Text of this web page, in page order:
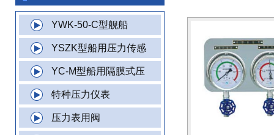
YWK-50-C型舰船
YSZK型船用压力传感
YC-M型船用隔膜式压
特种压力仪表
压力表用阀